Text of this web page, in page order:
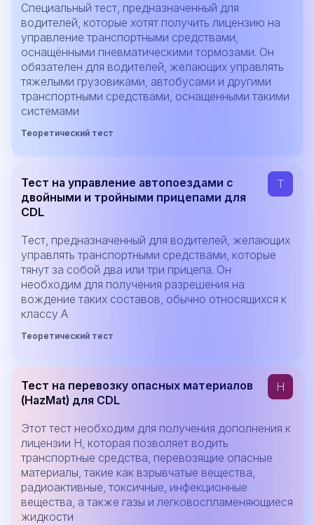
Специальный тест, предназначенный для
водителей, которые хотят получить лицензию на
управление транспортными средствами,
оснащёнными пневматическими тормозами. Он
обязателен для водителей, желающих управлять
тяжелыми грузовиками, автобусами и другими
транспортными средствами, оснащенными такими
системами
Теоретический тест
Тест на управление автопоездами с
двойными и тройными прицепами для
CDL
T
Тест, предназначенный для водителей, желающих
управлять транспортными средствами, которые
тянут за собой два или три прицепа. Он
необходим для получения разрешения на
вождение таких составов, обычно относящихся к
классу A
Теоретический тест
Тест на перевозку опасных материалов
(HazMat) для CDL
H
Этот тест необходим для получения дополнения к
лицензии H, которая позволяет водить
транспортные средства, перевозящие опасные
материалы, такие как взрывчатые вещества,
радиоактивные, токсичные, инфекционные
вещества, а также газы и легковоспламеняющиеся
жидкости